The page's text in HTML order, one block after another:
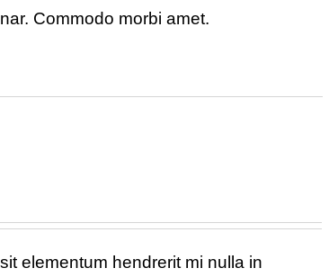
Commodo morbi amet.
elementum hendrerit mi nulla in